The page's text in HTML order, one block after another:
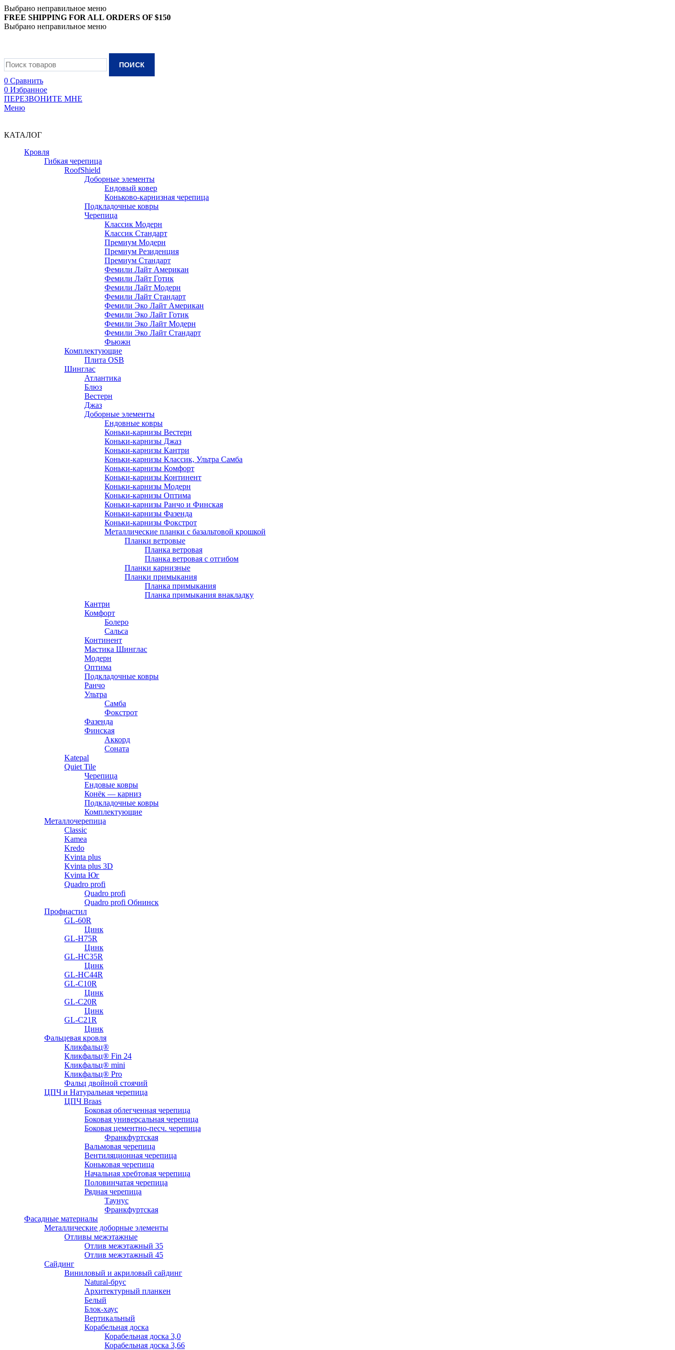
Выбрано неправильное меню
FREE SHIPPING FOR ALL ORDERS OF $150
Выбрано неправильное меню
ПОИСК
0 Сравнить
0 Избранное
ПЕРЕЗВОНИТЕ МНЕ
Меню
КАТАЛОГ
Кровля
Гибкая черепица
RoofShield
Доборные элементы
Ендовый ковер
Коньково-карнизная черепица
Подкладочные ковры
Черепица
Классик Модерн
Классик Стандарт
Премиум Модерн
Премиум Резиденция
Премиум Стандарт
Фемили Лайт Американ
Фемили Лайт Готик
Фемили Лайт Модерн
Фемили Лайт Стандарт
Фемили Эко Лайт Американ
Фемили Эко Лайт Готик
Фемили Эко Лайт Модерн
Фемили Эко Лайт Стандарт
Фьюжн
Комплектующие
Плита OSB
Шинглас
Атлантика
Блюз
Вестерн
Джаз
Доборные элементы
Ендовные ковры
Коньки-карнизы Вестерн
Коньки-карнизы Джаз
Коньки-карнизы Кантри
Коньки-карнизы Классик, Ультра Самба
Коньки-карнизы Комфорт
Коньки-карнизы Континент
Коньки-карнизы Модерн
Коньки-карнизы Оптима
Коньки-карнизы Ранчо и Финская
Коньки-карнизы Фазенда
Коньки-карнизы Фокстрот
Металлические планки с базальтовой крошкой
Планки ветровые
Планка ветровая
Планка ветровая с отгибом
Планки карнизные
Планки примыкания
Планка примыкания
Планка примыкания внакладку
Кантри
Комфорт
Болеро
Сальса
Континент
Мастика Шинглас
Модерн
Оптима
Подкладочные ковры
Ранчо
Ультра
Самба
Фокстрот
Фазенда
Финская
Аккорд
Соната
Katepal
Quiet Tile
Черепица
Ендовые ковры
Конёк — карниз
Подкладочные ковры
Комплектующие
Металлочерепица
Classic
Kamea
Kredo
Kvinta plus
Kvinta plus 3D
Kvinta Юг
Quadro profi
Quadro profi
Quadro profi Обнинск
Профнастил
GL-60R
Цинк
GL-H75R
Цинк
GL-HC35R
Цинк
GL-HC44R
GL-С10R
Цинк
GL-С20R
Цинк
GL-С21R
Цинк
Фальцевая кровля
Кликфальц®
Кликфальц® Fin 24
Кликфальц® mini
Кликфальц® Pro
Фальц двойной стоячий
ЦПЧ и Натуральная черепица
ЦПЧ Braas
Боковая облегченная черепица
Боковая универсальная черепица
Боковая цементно-песч. черепица
Франкфуртская
Вальмовая черепица
Вентиляционная черепица
Коньковая черепица
Начальная хребтовая черепица
Половинчатая черепица
Рядная черепица
Таунус
Франкфуртская
Фасадные материалы
Металлические доборные элементы
Отливы межэтажные
Отлив межэтажный 35
Отлив межэтажный 45
Сайдинг
Виниловый и акриловый сайдинг
Natural-брус
Архитектурный планкен
Белый
Блок-хаус
Вертикальный
Корабельная доска
Корабельная доска 3,0
Корабельная доска 3,66